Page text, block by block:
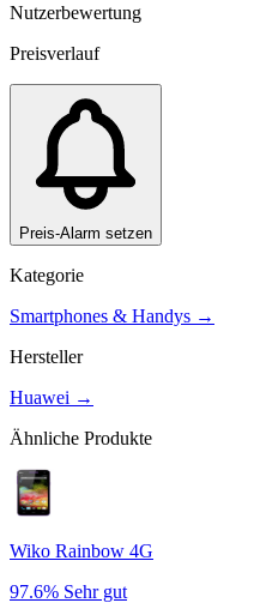
Nutzerbewertung
Preisverlauf
Preis-Alarm setzen
Kategorie
Smartphones & Handys →
Hersteller
Huawei →
Ähnliche Produkte
Wiko Rainbow 4G
97.6% Sehr gut